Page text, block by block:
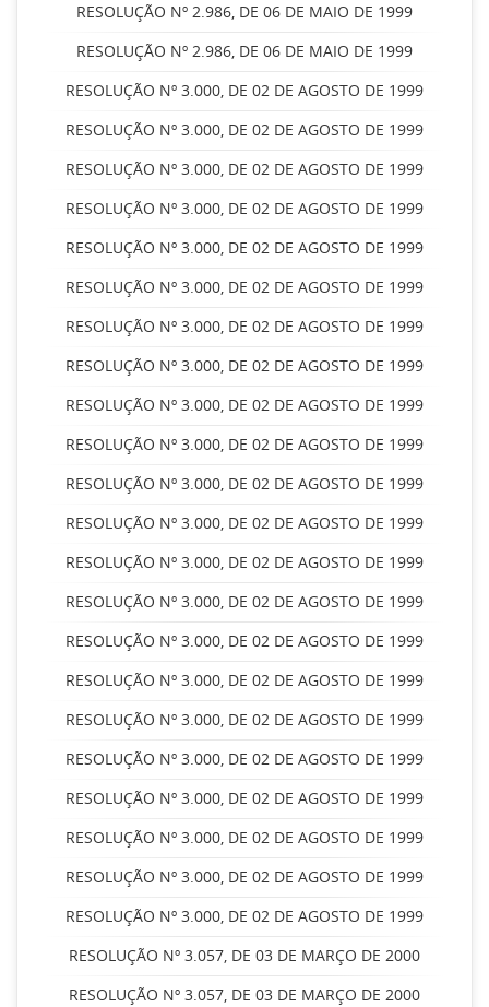
RESOLUÇÃO Nº 2.986, DE 06 DE MAIO DE 1999
RESOLUÇÃO Nº 2.986, DE 06 DE MAIO DE 1999
RESOLUÇÃO Nº 3.000, DE 02 DE AGOSTO DE 1999
RESOLUÇÃO Nº 3.000, DE 02 DE AGOSTO DE 1999
RESOLUÇÃO Nº 3.000, DE 02 DE AGOSTO DE 1999
RESOLUÇÃO Nº 3.000, DE 02 DE AGOSTO DE 1999
RESOLUÇÃO Nº 3.000, DE 02 DE AGOSTO DE 1999
RESOLUÇÃO Nº 3.000, DE 02 DE AGOSTO DE 1999
RESOLUÇÃO Nº 3.000, DE 02 DE AGOSTO DE 1999
RESOLUÇÃO Nº 3.000, DE 02 DE AGOSTO DE 1999
RESOLUÇÃO Nº 3.000, DE 02 DE AGOSTO DE 1999
RESOLUÇÃO Nº 3.000, DE 02 DE AGOSTO DE 1999
RESOLUÇÃO Nº 3.000, DE 02 DE AGOSTO DE 1999
RESOLUÇÃO Nº 3.000, DE 02 DE AGOSTO DE 1999
RESOLUÇÃO Nº 3.000, DE 02 DE AGOSTO DE 1999
RESOLUÇÃO Nº 3.000, DE 02 DE AGOSTO DE 1999
RESOLUÇÃO Nº 3.000, DE 02 DE AGOSTO DE 1999
RESOLUÇÃO Nº 3.000, DE 02 DE AGOSTO DE 1999
RESOLUÇÃO Nº 3.000, DE 02 DE AGOSTO DE 1999
RESOLUÇÃO Nº 3.000, DE 02 DE AGOSTO DE 1999
RESOLUÇÃO Nº 3.000, DE 02 DE AGOSTO DE 1999
RESOLUÇÃO Nº 3.000, DE 02 DE AGOSTO DE 1999
RESOLUÇÃO Nº 3.000, DE 02 DE AGOSTO DE 1999
RESOLUÇÃO Nº 3.000, DE 02 DE AGOSTO DE 1999
RESOLUÇÃO Nº 3.057, DE 03 DE MARÇO DE 2000
RESOLUÇÃO Nº 3.057, DE 03 DE MARÇO DE 2000